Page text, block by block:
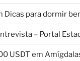
Dicas para dormir
– Portal
USDT em